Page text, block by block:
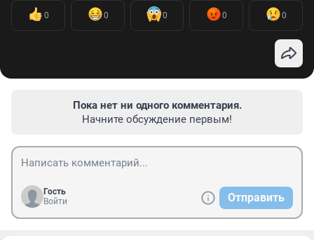
0 0 0 0 0
Пока нет ни одного комментария.
Начните обсуждение первым!
Гость
Войти
Отправить